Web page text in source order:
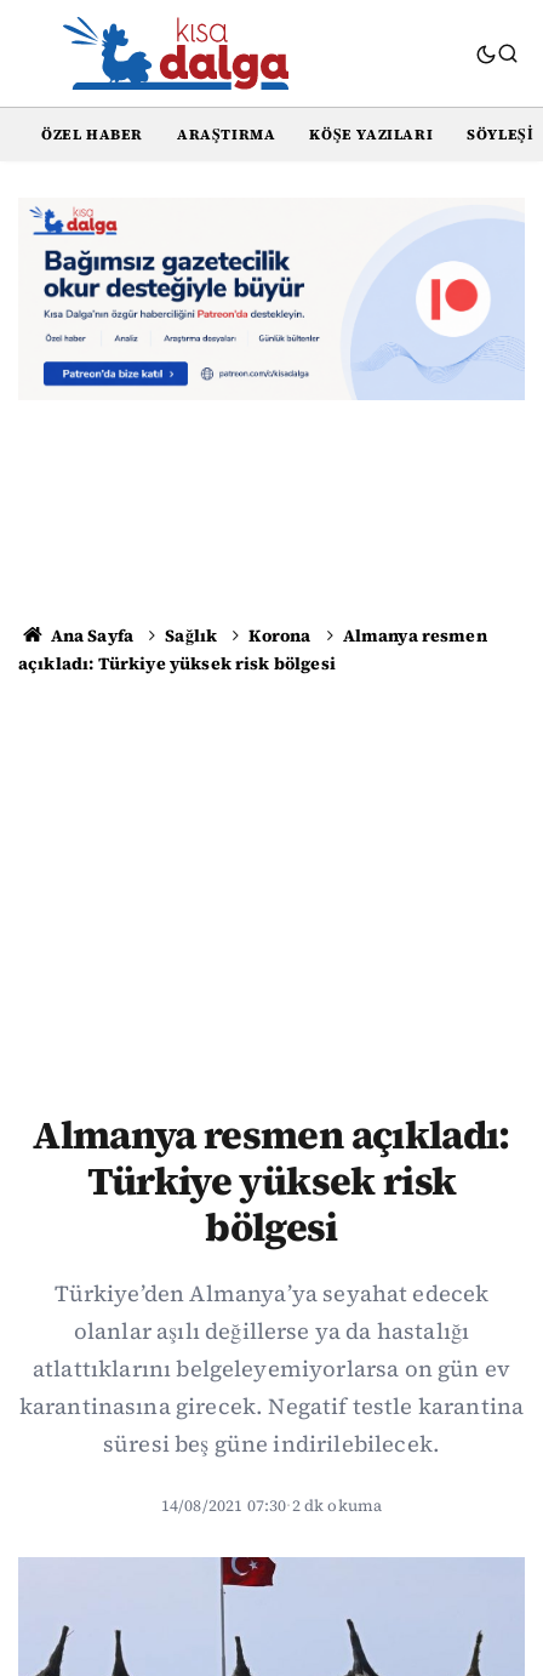
ÖZEL HABER ARAŞTIRMA KÖŞE YAZILARI SÖYLEŞI
Ana Sayfa Sağlık Korona
Almanya resmen
açıkladı: Türkiye yüksek risk bölgesi
Almanya resmen açıkladı:
Türkiye yüksek risk
bölgesi
Türkiye’den Almanya’ya seyahat edecek
olanlar aşılı değillerse ya da hastalığı
atlattıklarını belgeleyemiyorlarsa on gün ev
karantinasına girecek. Negatif testle karantina
süresi beş güne indirilebilecek.
14/08/2021 07:30·2 dk okuma